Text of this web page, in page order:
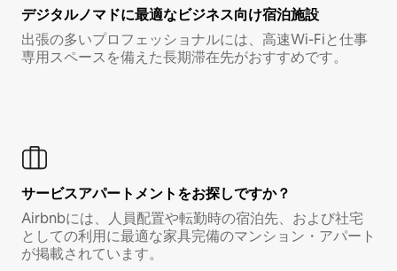
デジタルノマド⁠に最⁠適⁠なビ⁠ジ⁠ネ⁠ス⁠向⁠け宿⁠泊⁠施⁠設
出張の多いプロフェッショナルには、高速Wi-Fiと仕事
専用スペースを備えた長期滞在先がおすすめです。
サービスアパートメントをお探しですか？
Airbnbには、人員配置や転勤時の宿泊先、および社宅
としての利用に最適な家具完備のマンション・アパート
が掲載されています。